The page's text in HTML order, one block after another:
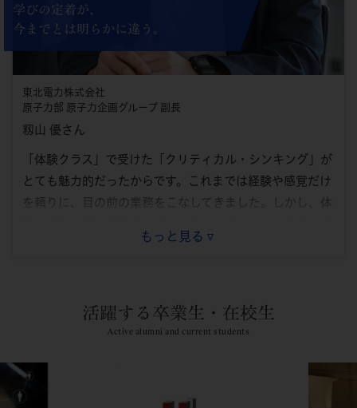
学びの定着が、
今までとは明らかに違う。
東北電力株式会社
原子力部 原子力企画グループ 副長
籾山 優さん
「体験クラス」で受けた「クリティカル・シンキング」が
とても魅力的だったからです。これまでは経験や感覚だけ
を頼りに、目の前の業務をこなしてきました。しかし、体
え方とはまったく異なるものだったのです。客観的かつ論
加えて、グロービスの授業は、教員が一方的に話す座学ス
タイルではなく、教員や仲間たちとのディスカッションを
分の考えを整理しアウトプットするということを繰り返す
ので、学びの定着が今までとは明らかに違うと感じたので
もっと見る
活躍する卒業生・在校生
Active alumni and current students